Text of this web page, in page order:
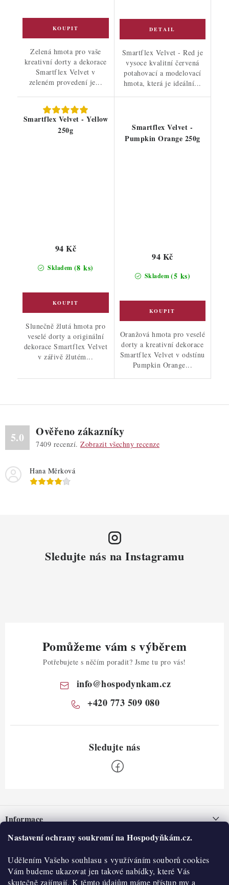
Nastavení ochrany soukromí na Hospodyňkám.cz.
Udělením Vašeho souhlasu s využíváním souborů cookies
Vám budeme ukazovat jen takové nabídky, které Vás
skutečně zajímají. K těmto údajům máme přístup my a
Zelená hmota pro vaše
kreativní dorty a dekorace
Smartflex Velvet v
zeleném provedení je...
Smartflex Velvet - Red je
vysoce kvalitní červená
potahovací a modelovací
hmota, která je ideální...
Smartflex Velvet - Yellow
250g
Skladem (8 ks)
94 Kč
Slunečně žlutá hmota pro
veselé dorty a originální
dekorace Smartflex Velvet
v zářivě žlutém...
Smartflex Velvet -
Pumpkin Orange 250g
Skladem(5 ks)
94 Kč
Oranžová hmota pro veselé
dorty a kreativní dekorace
Smartflex Velvet v odstínu
Pumpkin Orange...
5.0 Ověřeno zákazníky
7409 recenzí. Zobrazit všechny recenze
Hana Měrková
Sledujte nás na Instagramu
Pomůžeme vám s výběrem
Potřebujete s něčím poradit? Jsme tu pro vás!
info@hospodynkam.cz
+420 773 509 080
pInformace
Nepřevzetí zásilky na dobírku
Obchodní podmínky
Hodnocení obchodu
O nás
Historie
O nákupu